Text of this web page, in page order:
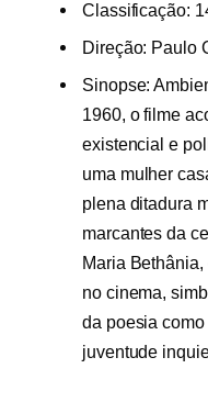
Classificação:
Direção: Paulo
Sinopse:
1960, o filme
existencial e
uma mulher
plena ditadura
marcantes da
Maria
no cinema,
da poesia
juventude